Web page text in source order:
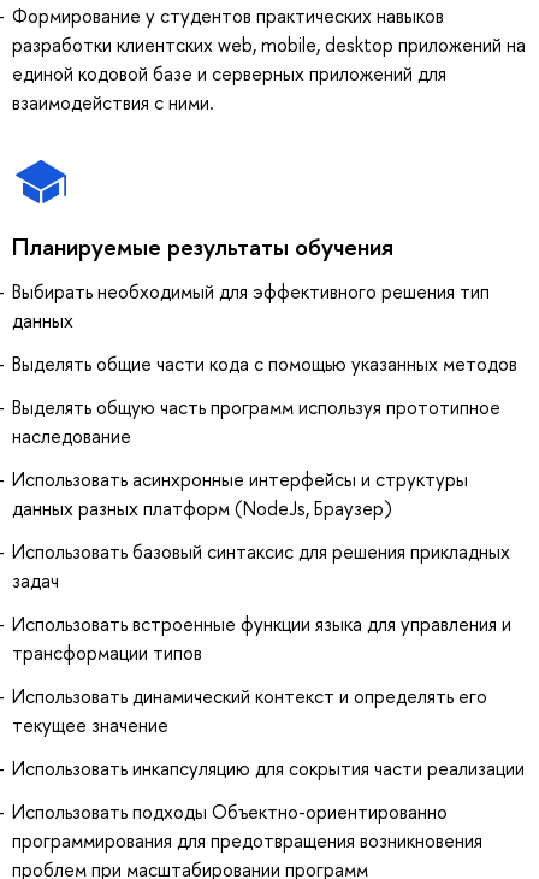
Формирование у студентов практических навыков
разработки клиентских web, mobile, desktop приложений на
единой кодовой базе и серверных приложений для
взаимодействия с ними.
Планируемые результаты обучения
Выбирать необходимый для эффективного решения тип
данных
Выделять общие части кода с помощью указанных методов
Выделять общую часть программ используя прототипное
наследование
Использовать асинхронные интерфейсы и структуры
данных разных платформ (NodeJs, Браузер)
Использовать базовый синтаксис для решения прикладных
задач
Использовать встроенные функции языка для управления и
трансформации типов
Использовать динамический контекст и определять его
текущее значение
Использовать инкапсуляцию для сокрытия части реализации
Использовать подходы Объектно-ориентированно
программирования для предотвращения возникновения
проблем при масштабировании программ